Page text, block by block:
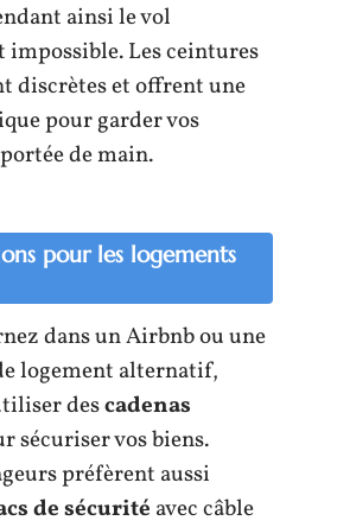
ainsi le vol
Les ceintures
discrètes et offrent une
pour garder vos
de main.
pour les logements
dans un Airbnb ou une
logement alternatif,
descadenas
sécuriser vos biens.
préfèrent aussi
de sécurité avec câble